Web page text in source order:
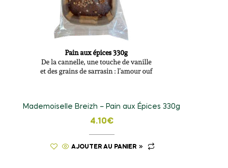
Mademoiselle Breizh – Pain aux Épices 330g
4.10€
AJOUTER AU PANIER